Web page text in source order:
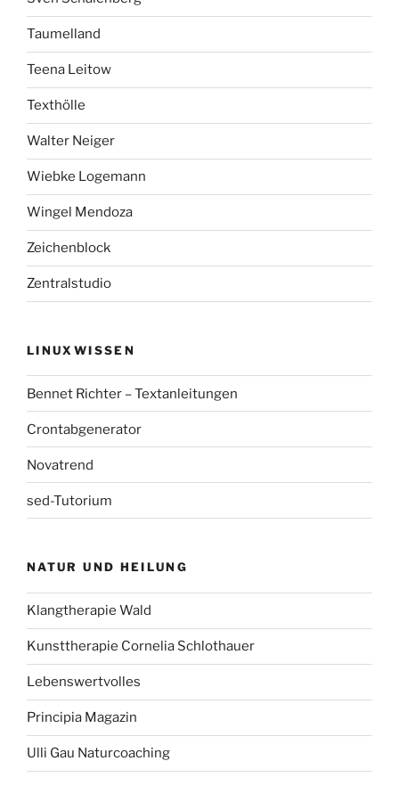
Taumelland
Teena Leitow
Texthölle
Walter Neiger
Wiebke Logemann
Wingel Mendoza
Zeichenblock
Zentralstudio
LINUXWISSEN
Bennet Richter – Textanleitungen
Crontabgenerator
Novatrend
sed-Tutorium
NATUR UND HEILUNG
Klangtherapie Wald
Kunsttherapie Cornelia Schlothauer
Lebenswertvolles
Principia Magazin
Ulli Gau Naturcoaching